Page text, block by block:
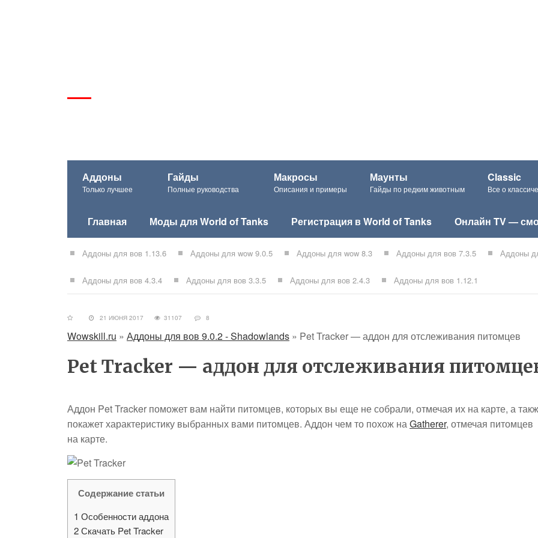
Аддоны
Только лучшее
Гайды
Полные руководства
Макросы
Описания и примеры
Маунты
Гайды по редким животным
Classic
Все о
Главная Моды для World of Tanks Регистрация в World of Tanks Онлайн TV —
Аддоны для вов 1.13.6 Аддоны для wow 9.0.5 Аддоны для wow 8.3 Аддоны для вов 7.3.5 Аддоны
Аддоны для вов 4.3.4 Аддоны для вов 3.3.5 Аддоны для вов 2.4.3 Аддоны для вов 1.12.1
21 ИЮНЯ 2017 31107 8
Wowskill.ru » Аддоны для вов 9.0.2 - Shadowlands » Pet Tracker — аддон для отслеживания питомцев
Pet Tracker — аддон для отслеживания
Аддон Pet Tracker поможет вам найти питомцев, которых вы еще не собрали, отмечая их на карте, а
покажет характеристику выбранных вами питомцев. Аддон чем то похож наGatherer, отмечая питомцев
на карте.
Содержание статьи
1 Особенности аддона
2Скачать Pet Tracker